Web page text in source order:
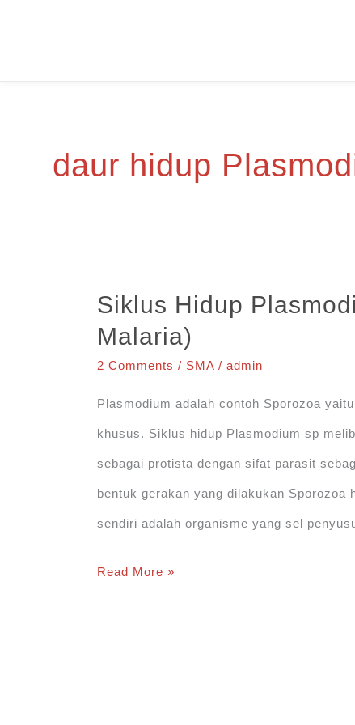
daur hidup
Siklus Hidup
Malaria)
2 Comments / SMA /admin
Plasmodium adalah contoh Sporozoa
khusus. Siklus hidup Plasmodium sp
sebagai protista dengan sifat parasit
bentuk gerakan yang dilakukan Sporozoa
sendiri adalah organisme yang sel
Siklus
Read More »